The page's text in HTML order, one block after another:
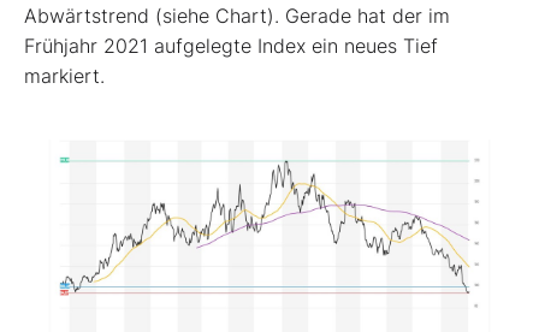
Abwärtstrend (siehe Chart). Gerade hat der im
Frühjahr 2021 aufgelegte Index ein neues Tief
markiert.